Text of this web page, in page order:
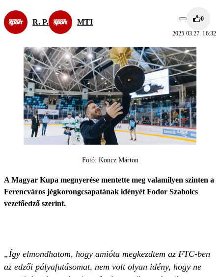
R. P. MTI 0
2025.03.27. 16:32
Fotó: Koncz Márton
A Magyar Kupa megnyerése mentette meg valamilyen szinten a
Ferencváros jégkorongcsapatának idényét Fodor Szabolcs
vezetőedző szerint.
„Így elmondhatom, hogy amióta megkezdtem az FTC-ben
az edzői pályafutásomat, nem volt olyan idény, hogy ne